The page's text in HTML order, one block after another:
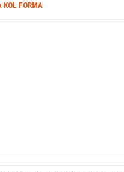
KOL FORMA